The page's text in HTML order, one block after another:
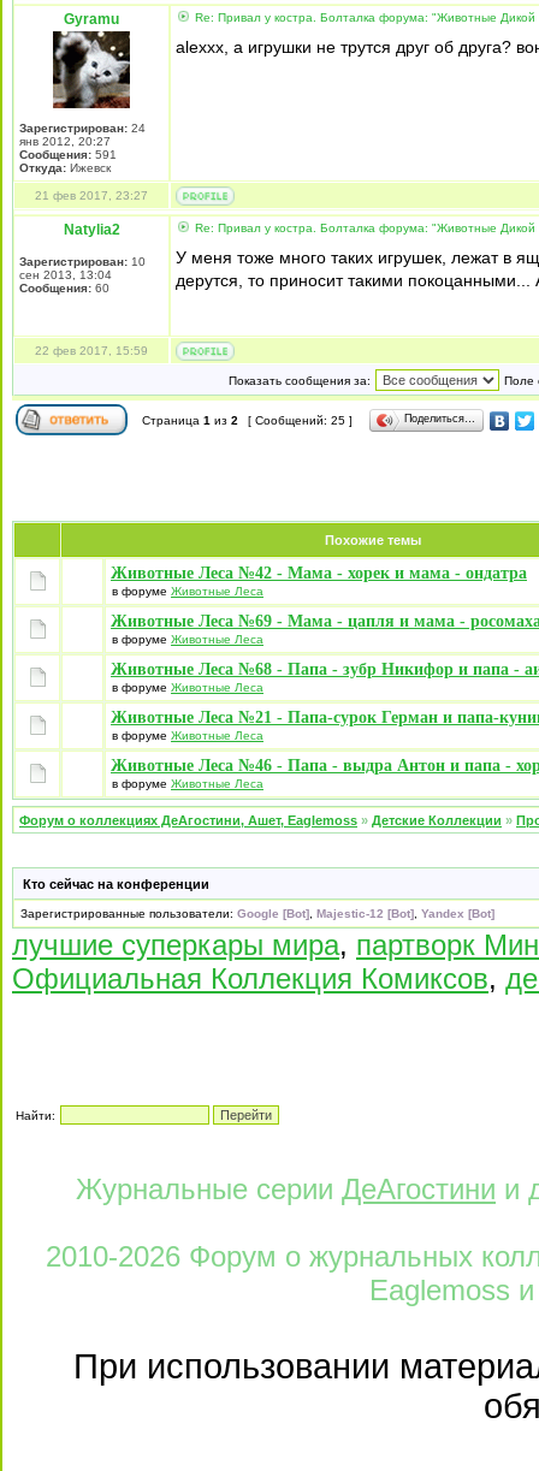
Gyramu
Зарегистрирован: 24
янв 2012, 20:27
Сообщения: 591
Откуда: Ижевск
Re: Привал у костра. Болталка форума: "Животные
alexxx, а игрушки не трутся друг об друга?
21 фев 2017, 23:27
Natylia2
Зарегистрирован: 10
сен 2013, 13:04
Сообщения: 60
Re: Привал у костра. Болталка форума: "Животные
У меня тоже много таких игрушек, лежат в
дерутся, то приносит такими
22 фев 2017, 15:59
Показать сообщения за: Поле
Страница 1 из 2 [ Сообщений: 25 ] Поделиться…
Похожие темы
Животные Леса №42 - Мама - хорек и мама - ондатра
в форуме Животные Леса
Животные Леса №69 - Мама - цапля и мама -
в форуме Животные Леса
Животные Леса №68 - Папа - зубр Никифор и папа -
в форуме Животные Леса
Животные Леса №21 - Папа-сурок Герман и папа-
в форуме Животные Леса
Животные Леса №46 - Папа - выдра Антон и папа -
в форуме Животные Леса
Форум о коллекциях ДеАгостини, Ашет, Eaglemoss » Детские Коллекции »
Кто сейчас на конференции
Зарегистрированные пользователи: Google [Bot] Majestic-12 [Bot] Yandex [Bot]
лучшие суперкары мира, партворк
Официальная Коллекция Комиксов,
Найти:
Журнальные серии ДеАгостини и
2010-2026 Форум о журнальных
Eaglemoss и
При использовании